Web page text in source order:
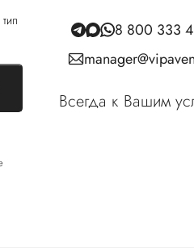
8 800 333
Всегда к Вашим